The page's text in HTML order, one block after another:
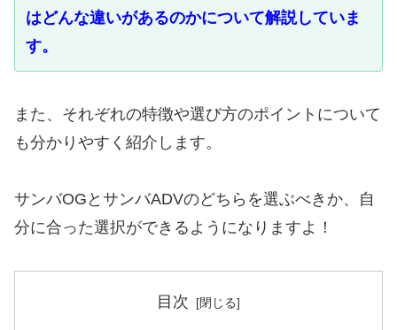
はどんな違いがあるのかについて解説していま
す。
また、それぞれの特徴や選び方のポイントについて
も分かりやすく紹介します。
サンバOGとサンバADVのどちらを選ぶべきか、自
分に合った選択ができるようになりますよ！
目次